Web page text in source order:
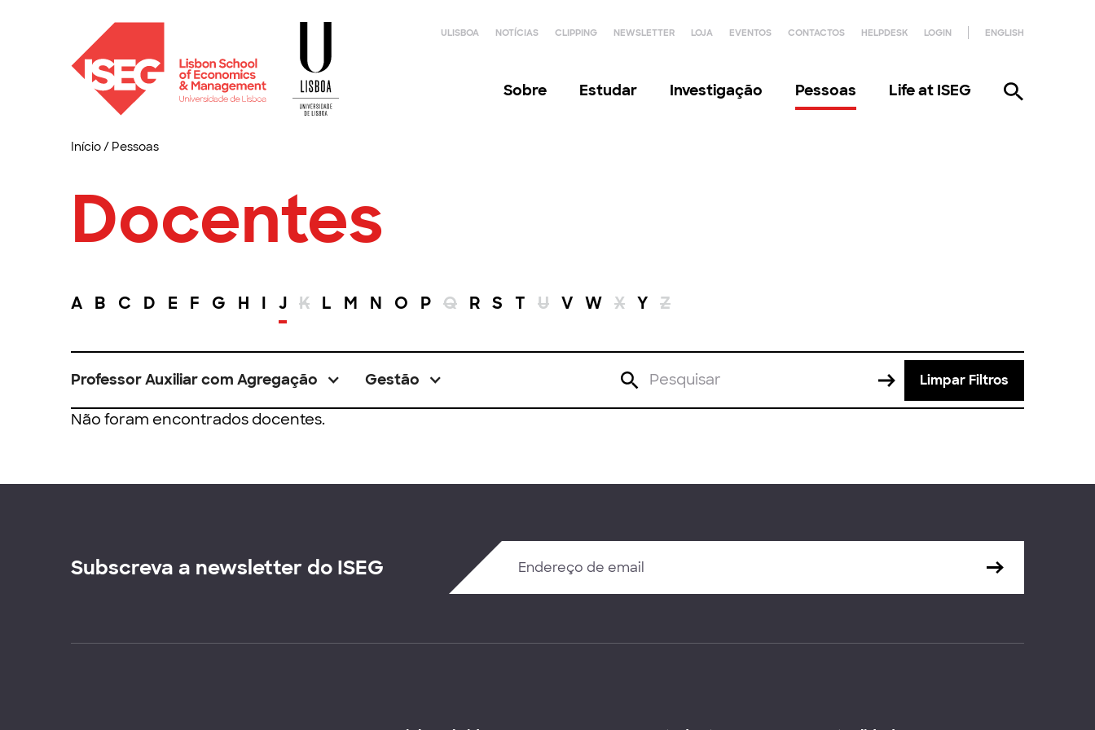
ULISBOA NOTÍCIAS CLIPPING NEWSLETTER LOJA EVENTOS CONTACTOS HELPDESK LOGIN ENGLISH
Sobre Estudar Investigação Pessoas Life at ISEG
Início/ Pessoas
Docentes
A B C D E F G H I J K L M N O P Q R S T U V W X Y Z
Professor Auxiliar com Agregação Gestão Limpar Filtros
Não foram encontrados docentes.
Subscreva a newsletter do ISEG